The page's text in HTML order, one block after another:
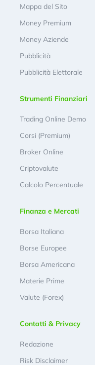
Mappa del Sito
Money Premium
Money Aziende
Pubblicità
Pubblicità Elettorale
Strumenti Finanziari
Trading Online Demo
Corsi (Premium)
Broker Online
Criptovalute
Calcolo Percentuale
Finanza e Mercati
Borsa Italiana
Borse Europee
Borsa Americana
Materie Prime
Valute (Forex)
Contatti & Privacy
Redazione
Risk Disclaimer